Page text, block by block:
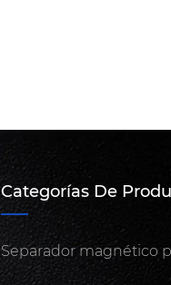
Categorías De
Separador magnético